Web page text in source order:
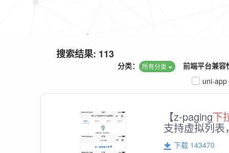
搜索结果: 113
前端平台兼容
分类： 所有分类
uni-app
【z-paging下
支持虚拟列
下载 143470